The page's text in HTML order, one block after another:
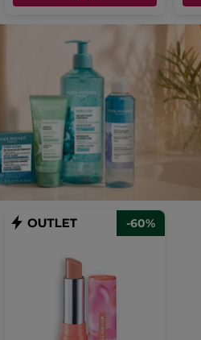
-60%